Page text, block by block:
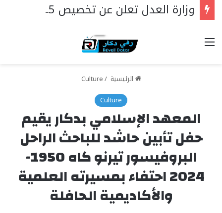
خيارات
الرئيسية /
Culture
Culture
المعهد الإسلامي بدكار يقيم
حفل تأبين حاشد للباحث الراحل
البروفيسور تيرنو كاه 1950-
2024 احتفاء بمسيرته العلمية
والأكاديمية الحافلة